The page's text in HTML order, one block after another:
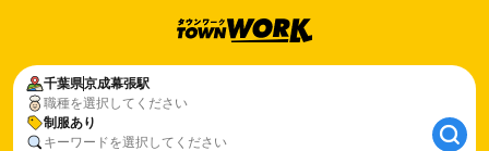
千葉県京成幕張駅
職種を選択してください
制服あり
キーワードを選択してください